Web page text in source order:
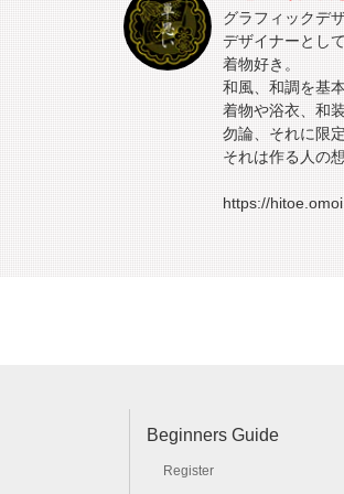
グラフィックデ
デザイナーとし
着物好き。
和風、和調を基
着物や浴衣、和
勿論、それに限
それは作る人の
https://
Beginners Guide
Register